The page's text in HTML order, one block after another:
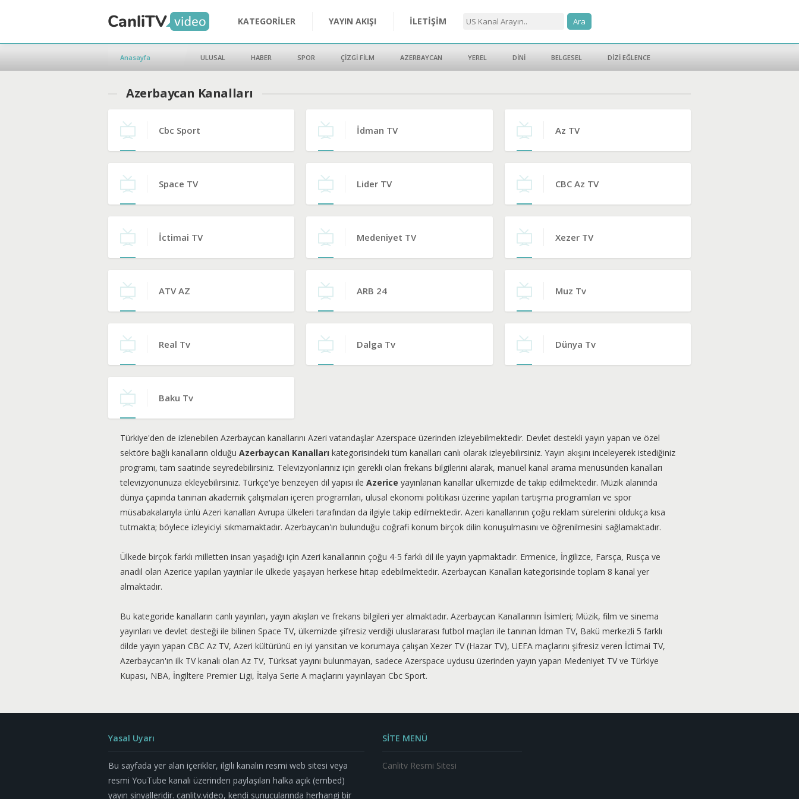
KATEGORİLER YAYIN AKIŞI İLETİŞİM
Anasayfa ULUSAL HABER SPOR ÇİZGİ FİLM AZERBAYCAN YEREL DİNİ BELGESEL DİZİ EĞLENCE
Azerbaycan Kanalları
Cbc Sport İdman TV Az TV
Space TV Lider TV CBC Az TV
İctimai TV Medeniyet TV Xezer TV
ATV AZ ARB 24 Muz Tv
Real Tv Dalga Tv Dünya Tv
Baku Tv
Türkiye'den de izlenebilen Azerbaycan kanallarını Azeri vatandaşlar Azerspace üzerinden izleyebilmektedir. Devlet destekli yayın yapan ve özel
sektöre bağlı kanalların olduğu Azerbaycan Kanalları kategorisindeki tüm kanalları canlı olarak izleyebilirsiniz. Yayın akışını inceleyerek istediğiniz
programı, tam saatinde seyredebilirsiniz. Televizyonlarınız için gerekli olan frekans bilgilerini alarak, manuel kanal arama menüsünden kanalları
televizyonunuza ekleyebilirsiniz. Türkçe'ye benzeyen dil yapısı ile Azerice yayınlanan kanallar ülkemizde de takip edilmektedir. Müzik alanında
dünya çapında tanınan akademik çalışmaları içeren programları, ulusal ekonomi politikası üzerine yapılan tartışma programları ve spor
müsabakalarıyla ünlü Azeri kanalları Avrupa ülkeleri tarafından da ilgiyle takip edilmektedir. Azeri kanallarının çoğu reklam sürelerini oldukça kısa
tutmakta; böylece izleyiciyi sıkmamaktadır. Azerbaycan'ın bulunduğu coğrafi konum birçok dilin konuşulmasını ve öğrenilmesini sağlamaktadır.
Ülkede birçok farklı milletten insan yaşadığı için Azeri kanallarının çoğu 4-5 farklı dil ile yayın yapmaktadır. Ermenice, İngilizce, Farsça, Rusça ve
anadil olan Azerice yapılan yayınlar ile ülkede yaşayan herkese hitap edebilmektedir. Azerbaycan Kanalları kategorisinde toplam 8 kanal yer
almaktadır.
Bu kategoride kanalların canlı yayınları, yayın akışları ve frekans bilgileri yer almaktadır. Azerbaycan Kanallarının İsimleri; Müzik, film ve sinema
yayınları ve devlet desteği ile bilinen Space TV, ülkemizde şifresiz verdiği uluslararası futbol maçları ile tanınan İdman TV, Bakü merkezli 5 farklı
dilde yayın yapan CBC Az TV, Azeri kültürünü en iyi yansıtan ve korumaya çalışan Xezer TV (Hazar TV), UEFA maçlarını şifresiz veren İctimai TV,
Azerbaycan'ın ilk TV kanalı olan Az TV, Türksat yayını bulunmayan, sadece Azerspace uydusu üzerinden yayın yapan Medeniyet TV ve Türkiye
Kupası, NBA, İngiltere Premier Ligi, İtalya Serie A maçlarını yayınlayan Cbc Sport.
Yasal Uyarı
Bu sayfada yer alan içerikler, ilgili kanalın resmi web sitesi veya
resmi YouTube kanalı üzerinden paylaşılan halka açık (embed)
yayın sinyalleridir. canlitv.video, kendi sunucularında herhangi bir
SİTE MENÜ
Canlitv Resmi Sitesi